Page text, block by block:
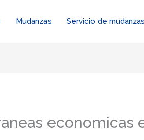
Mudanzas Servicio de mudanzas
economicas